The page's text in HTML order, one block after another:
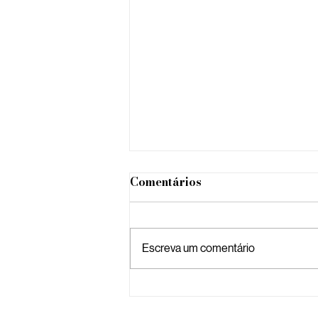
Comentários
Escreva um comentário